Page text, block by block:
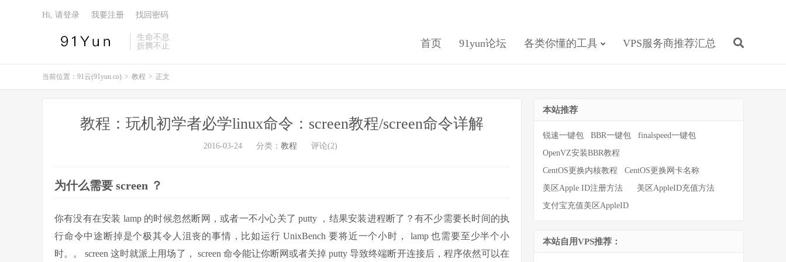
生命不息
折腾不止
首页 91yun论坛 各类你懂的工具 VPS服务商推荐汇总
Hi, 请登录 我要注册 找回密码
当前位置： 91云(91yun.co) > 教程 > 正文
教程：玩机初学者必学linux命令：screen教程/screen命令详解
2016-03-24 分类： 教程 评论(2)
为什么需要 screen ？
你有没有在安装 lamp 的时候忽然断网，或者一不小心关了 putty ，结果安装进程断了？有不少需要长时间的执
行命令中途断掉是个极其令人沮丧的事情，比如运行 UnixBench 要将近一个小时， lamp 也需要至少半个小
时。。 screen 这时就派上用场了， screen 命令能让你断网或者关掉 putty 导致终端断开连接后，程序依然可以在
本站推荐
锐速一键包 BBR一键包
finalspeed一键包
OpenVZ安装BBR教程
CentOS更换内核教程
CentOS更换网卡名称
美区Apple ID注册方法
美区AppleID充值方法
支付宝充值美区AppleID
本站自用VPS推荐：